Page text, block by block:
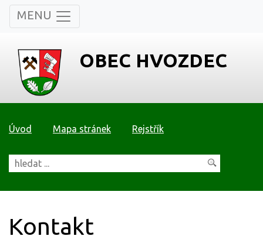
MENU
OBEC HVOZDEC
Úvod Mapa stránek Rejstřík
Kontakt